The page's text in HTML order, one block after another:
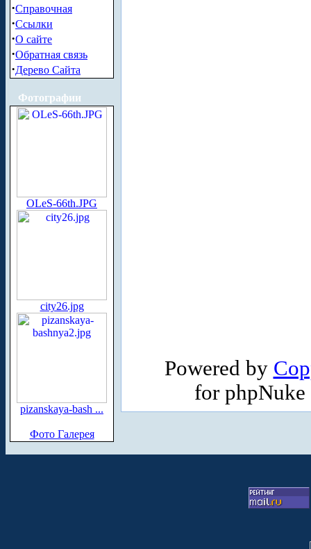
·Справочная
·Ссылки
·О сайте
·Обратная связь
·Дерево Сайта
Фотографии
OLeS-66th.JPG
city26.jpg
pizanskaya-bash ...
Фото Галерея
Powered by
for